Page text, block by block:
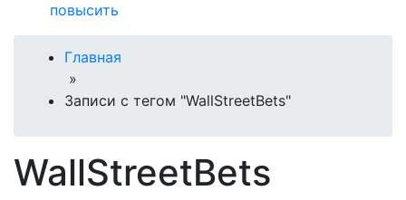
повысить
Главная
»
Записи с тегом "WallStreetBets"
WallStreetBets